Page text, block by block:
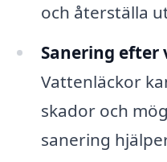
och återställa
Sanering
Vattenläckor
skador och
sanering